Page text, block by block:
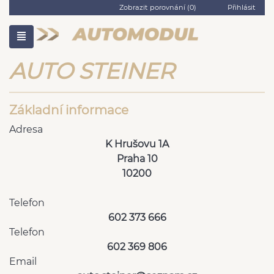
Zobrazit porovnání (0) Přihlásit
AUTO STEINER
Základní informace
Adresa
K Hrušovu 1A
Praha 10
10200
Telefon
602 373 666
Telefon
602 369 806
Email